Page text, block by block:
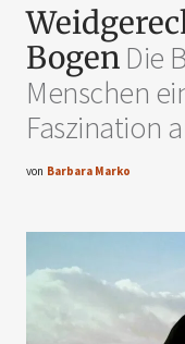
BogenDie
Menschen
Faszination
von Barbara Marko